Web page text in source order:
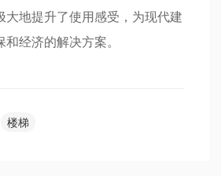
大地提升了使用感受，为现代建
经济的解决方案。
楼梯